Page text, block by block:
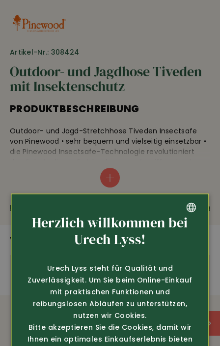
Artikel-Nr.: 308424
Outdoor- und Jagdhose Tiveden
mit Insektenschutz
PRODUKTBESCHREIBUNG
Outdoor- und Jagd-Stretchhose Tiveden Insectsafe
von Pinewood • sehr bequem und vielseitig einsetzbar •
die Pinewood Insectsafe-Technologie revolutioniert
Mücken, Zecken, Insekten und Fliegen! Für Menschen
geruchlos und absolut unbedenklich. Aber da die
Behandlung des Gewebes von Insekten erkannt wird,
werden diese von der Kleidung ferngehalten. Ein
permanenter Schutz durch Behandlung des Garns und
somit ein Schutz während der gesamten Lebensdauer
des Kleidungsstücks!
angenehm zu tragen dank hohem Stretch-Anteil •
elastische Taille • verstellbare Klettverschlüsse am
unteren Bein zur Weitenverstellung •
wasserabweisendes und bügelfreies Material • 2
seitliche- und 2 Beintaschen, alle mit Reissverschluss • 1
Gesässtasche mit Reissverschluss • UV-Schutz •
langlebiger, atmungsaktiver 4-Wege-Stretch aus 64%
Polyester, 34% Baumwolle 2% Elasthan • Länge ca. 81
Fragen zum Produkt Weiterempfehlen
WEITERE SPANNENDE PRODUKTE
Herzlich willkommen bei
Urech Lyss!
Urech Lyss steht für Qualität und
Zuverlässigkeit. Um Sie beim Online-Einkauf
mit praktischen Funktionen und
reibungslosen Abläufen zu unterstützen,
nutzen wir Cookies.
Bitte akzeptieren Sie die Cookies, damit wir
Ihnen ein optimales Einkaufserlebnis bieten